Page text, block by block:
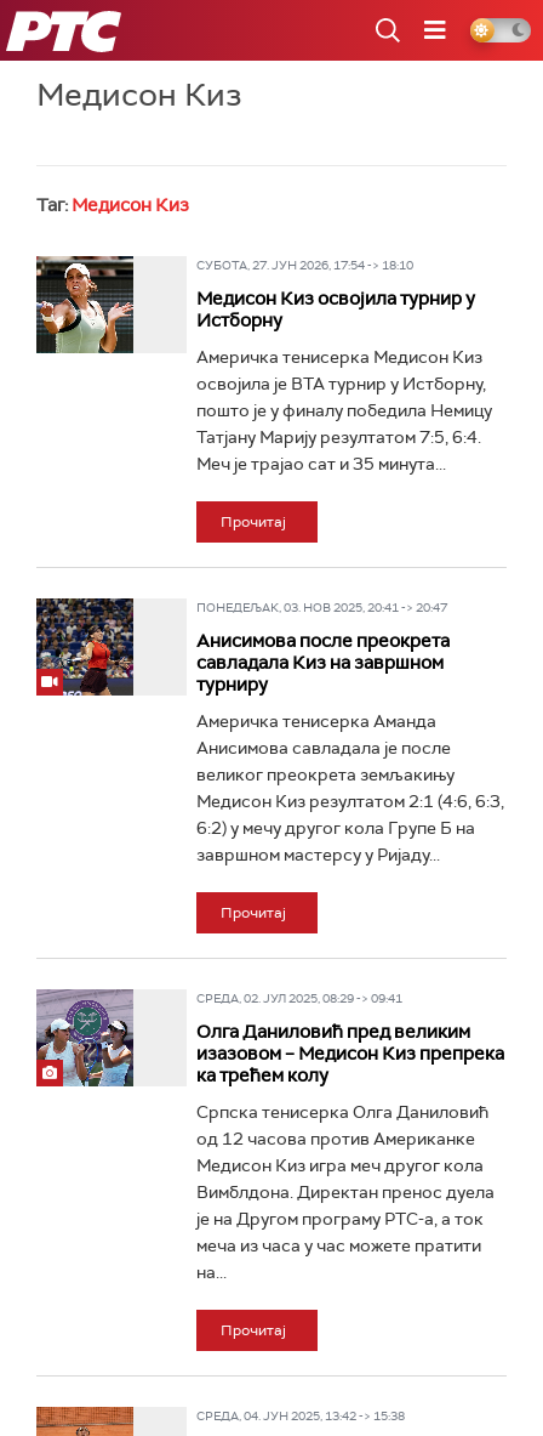
РТС
Медисон Киз
Таг: Медисон Киз
СУБОТА, 27. ЈУН 2026, 17:54 -> 18:10
Медисон Киз освојила турнир у
Истборну
Америчка тенисерка Медисон Киз
освојила је ВТА турнир у Истборну,
пошто је у финалу победила Немицу
Татјану Марију резултатом 7:5, 6:4.
Меч је трајао сат и 35 минута...
Прочитај
ПОНЕДЕЉАК, 03. НОВ 2025, 20:41 -> 20:47
Анисимова после преокрета
савладала Киз на завршном
турниру
Америчка тенисерка Аманда
Анисимова савладала је после
великог преокрета земљакињу
Медисон Киз резултатом 2:1 (4:6, 6:3,
6:2) у мечу другог кола Групе Б на
завршном мастерсу у Ријаду...
Прочитај
СРЕДА, 02. ЈУЛ 2025, 08:29 -> 09:41
Олга Даниловић пред великим
изазовом – Медисон Киз препрека
ка трећем колу
Српска тенисерка Олга Даниловић
од 12 часова против Американке
Медисон Киз игра меч другог кола
Вимблдона. Директан пренос дуела
је на Другом програму РТС-а, а ток
меча из часа у час можете пратити
на...
Прочитај
СРЕДА, 04. ЈУН 2025, 13:42 -> 15:38